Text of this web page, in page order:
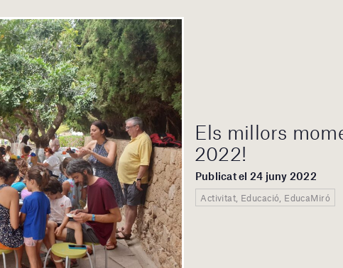
Els millors
2022!
Publicat el 24 juny 2022
Activitat, Educació, EducaMiró